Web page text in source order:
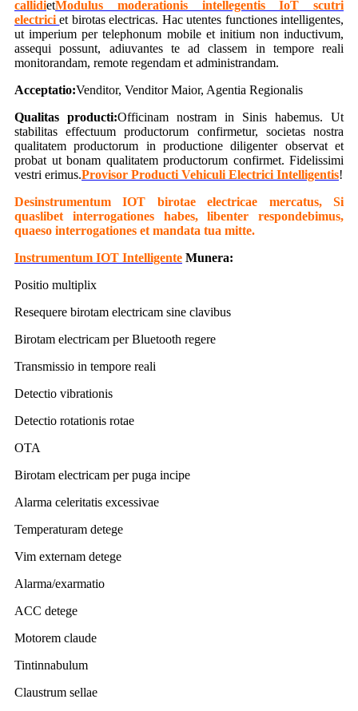
callidietModulus moderationis intellegentis IoT
scutri
electrici et birotas electricas. Hac utentes functiones intelligentes,
ut imperium per telephonum mobile et initium non inductivum,
assequi possunt, adiuvantes te ad classem in tempore reali
monitorandam, remote regendam et administrandam.
Acceptatio:Venditor, Venditor Maior, Agentia Regionalis
Qualitas producti:Officinam nostram in Sinis habemus. Ut
stabilitas effectuum productorum confirmetur, societas nostra
qualitatem productorum in productione diligenter observat et
probat ut bonam qualitatem productorum confirmet. Fidelissimi
vestri erimus.Provisor Producti Vehiculi Electrici Intelligentis!
Desinstrumentum IOT birotae electricae mercatus, Si
quaslibet interrogationes habes, libenter respondebimus,
quaeso interrogationes et mandata tua mitte.
Instrumentum IOT Intelligente Munera:
Positio multiplix
Resequere birotam electricam sine clavibus
Birotam electricam per Bluetooth regere
Transmissio in tempore reali
Detectio vibrationis
Detectio rotationis rotae
OTA
Birotam electricam per puga incipe
Alarma celeritatis excessivae
Temperaturam detege
Vim externam detege
Alarma/exarmatio
ACC detege
Motorem claude
Tintinnabulum
Claustrum sellae